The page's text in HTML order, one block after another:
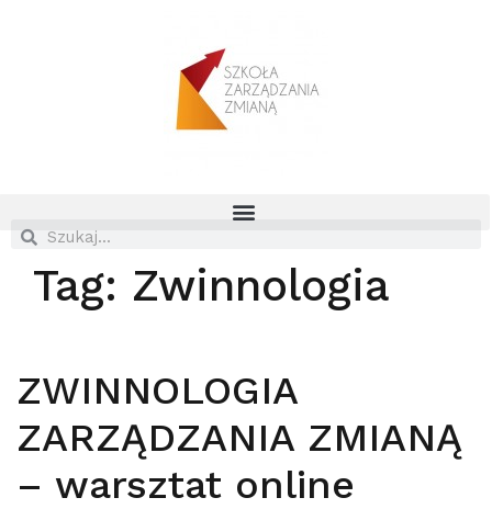
Tag: Zwinnologia
ZWINNOLOGIA
ZARZĄDZANIA ZMIANĄ
– warsztat online